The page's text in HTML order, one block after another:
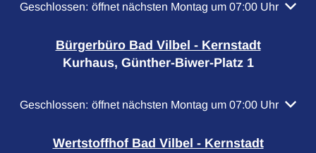
Klicken, um weitere Öffnungs- oder Schließzeiten
Geschlossen: öffnet nächsten Montag um 07:00 Uhr
Bürgerbüro Bad Vilbel - Kernstadt
Kurhaus, Günther-Biwer-Platz 1
Klicken, um weitere Öffnungs- oder Schließzeiten
Geschlossen: öffnet nächsten Montag um 07:00 Uhr
Wertstoffhof Bad Vilbel - Kernstadt